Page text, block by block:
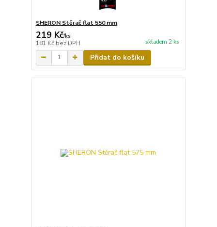
SHERON Stěrač flat 550 mm
219 Kč/ks
181 Kč bez DPH skladem 2 ks
Přidat do košíku